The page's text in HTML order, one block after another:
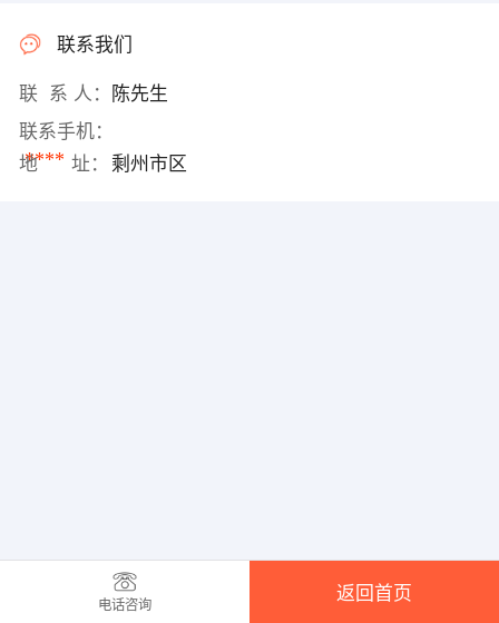
联系我们
联 系 人：
陈先生
联系手机：
****
地 址： 剩州市区
电话咨询
返回首页